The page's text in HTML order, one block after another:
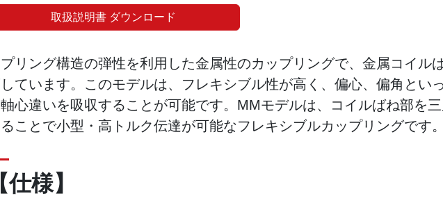
取扱説明書 ダウンロード
リング構造の弾性を利用した金属性のカップリングで、金属コイル
ています。このモデルは、フレキシブル性が高く、偏心、偏角とい
心違いを吸収することが可能です。MMモデルは、コイルばね部を三
ことで小型・高トルク伝達が可能なフレキシブルカップリングです。
【仕様】